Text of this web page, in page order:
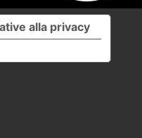
alla privacy